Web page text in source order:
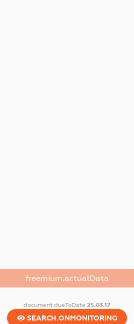
freemium.actualData
document.dueToDate25.03.17
SEARCH.ONMONITORING